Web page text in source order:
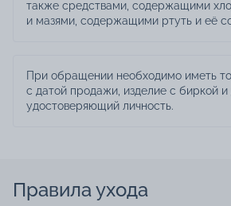
также средствами, содержащими
и мазями, содержащими ртуть и её
При обращении необходимо иметь
с датой продажи, изделие с биркой и
удостоверяющий личность.
Правила ухода